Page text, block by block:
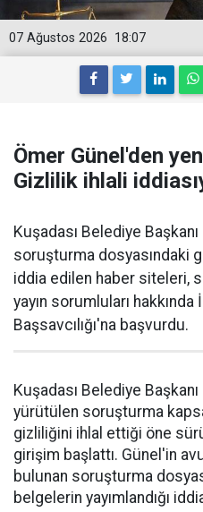
18:07
07 Ağustos 2026
Ömer Günel'den
Gizlilik ihlali
Kuşadası Belediye
soruşturma dosyasındaki
iddia edilen haber siteleri,
yayın sorumluları
Başsavcılığı'na başvurdu.
Kuşadası Belediye
yürütülen soruşturma
gizliliğini ihlal ettiği öne
girişim başlattı. Günel'in
bulunan soruşturma
belgelerin yayımlandığı